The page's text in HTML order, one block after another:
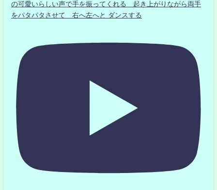
の可愛いらしい声で手を振ってくれる 起き上がりながら両手
をパタパタさせて 右へ左へと ダンスする